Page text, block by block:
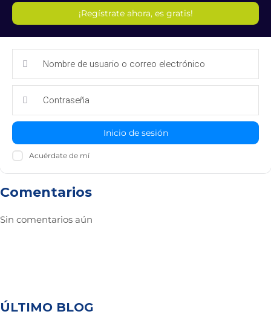
¡Regístrate ahora, es gratis!
Inicio de sesión
Acuérdate de mí
Comentarios
Sin comentarios aún
ÚLTIMO BLOG